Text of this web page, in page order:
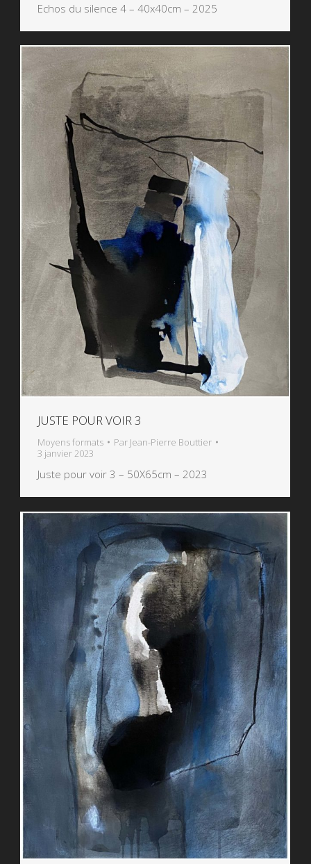
Echos du silence 4 – 40x40cm – 2025
JUSTE POUR VOIR 3
Moyens formats Par Jean-Pierre Bouttier
3 janvier 2023
Juste pour voir 3 – 50X65cm – 2023